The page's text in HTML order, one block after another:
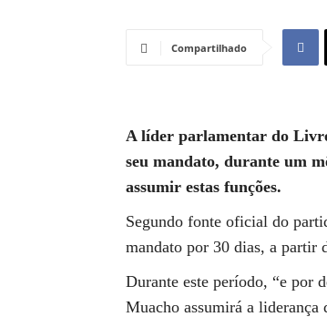
Compartilhado
A líder parlamentar do
seu mandato, durante um
assumir estas funções.
Segundo fonte oficial do
mandato por 30 dias, a partir
Durante este período, “e por
Muacho assumirá a liderança